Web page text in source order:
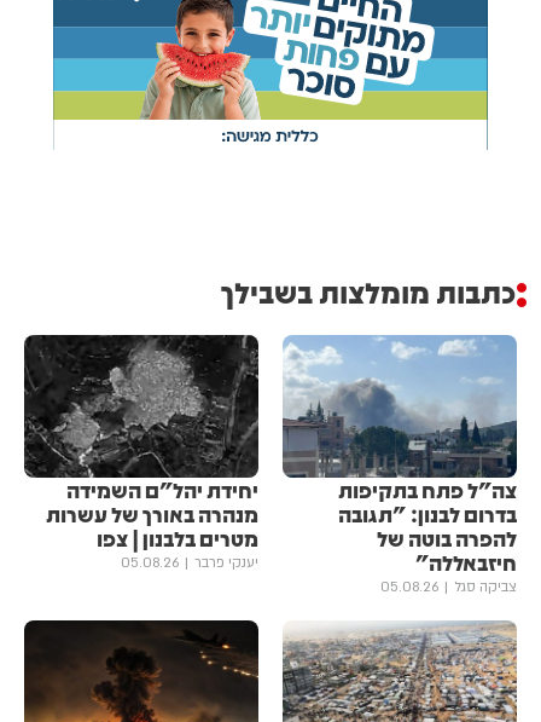
כתבות מומלצות בשבילך
צה"ל פתח בתקיפות
בדרום לבנון: "תגובה
להפרה בוטה של
חיזבאללה"
צביקה סגל 05.08.26
יחידת יהל״ם השמידה
מנהרה באורך של עשרות
מטרים בלבנון | צפו
יענקי פרבר 05.08.26